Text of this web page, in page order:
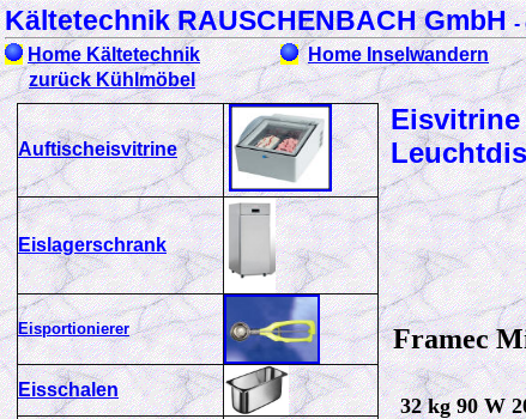
Kältetechnik RAUSCHENBACH GmbH-
Home Kältetechnik
Home Inselwandern
zurück Kühlmöbel
Auftischeisvitrine
Eislagerschrank
Eisportionierer
Eisschalen
Framec
32 kg 90 W